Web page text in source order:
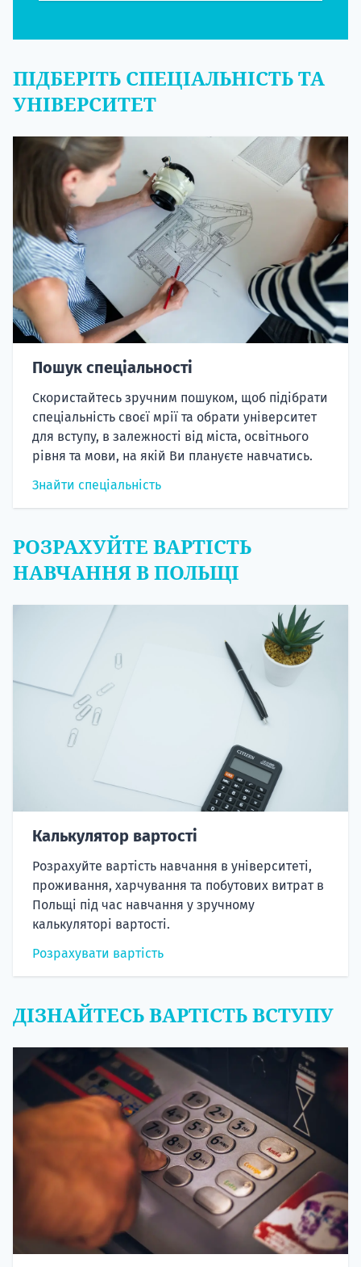
ПІДБЕРІТЬ СПЕЦІАЛЬНІСТЬ ТА
УНІВЕРСИТЕТ
Пошук спеціальності
Скористайтесь зручним пошуком, щоб підібрати
спеціальність своєї мрії та обрати університет
для вступу, в залежності від міста, освітнього
рівня та мови, на якій Ви плануєте навчатись.
Знайти спеціальність
РОЗРАХУЙТЕ ВАРТІСТЬ
НАВЧАННЯ В ПОЛЬЩІ
Калькулятор вартості
Розрахуйте вартість навчання в університеті,
проживання, харчування та побутових витрат в
Польщі під час навчання у зручному
калькуляторі вартості.
Розрахувати вартість
ДІЗНАЙТЕСЬ ВАРТІСТЬ ВСТУПУ